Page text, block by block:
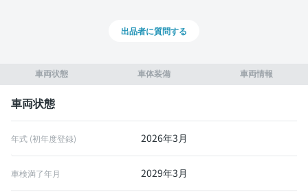
車両状態 車体装備 車両情報
車両状態
年式 (初年度登録) 2026年3月
車検満了年月 2029年3月
出品者に質問する